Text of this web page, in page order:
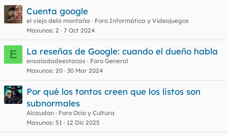
Cuenta google
el viejo dela montaña
Foro Informática y Videojuegos
Masunos 2 7 Oct 2024
E La reseñas de Google: cuando el dueño habla
ensaladadeestacas
Foro General
Masunos 20 30 Mar 2024
Por qué los tontos creen que los listos son
subnormales
Alcaudon
Foro Ocio y Cultura
Masunos 51 12 Dic 2025